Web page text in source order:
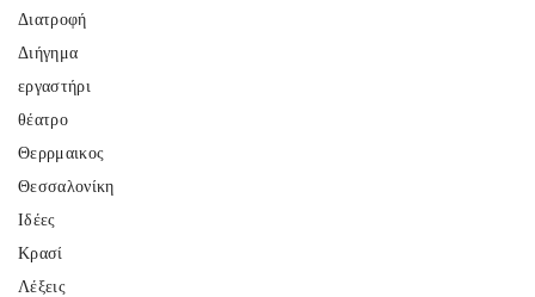
Διατροφή
Διήγημα
εργαστήρι
θέατρο
Θερρμαικος
Θεσσαλονίκη
Ιδέες
Κρασί
Λέξεις